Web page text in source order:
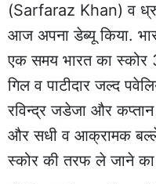
(Sarfaraz Khan) व
आज अपना डेब्यू किया.
एक समय भारत का स्कोर
गिल व पाटीदार जल्द
रविन्द्र जडेजा और कप्तान
और सधी व आक्रामक
स्कोर की तरफ ले जाने का